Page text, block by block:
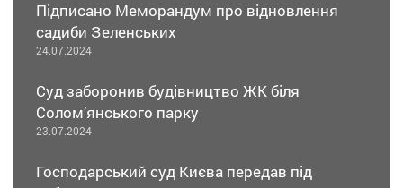
Підписано Меморандум про відновлення
садиби Зеленських
24.07.2024
Суд заборонив будівництво ЖК біля
Солом’янського парку
23.07.2024
Господарський суд Києва передав під